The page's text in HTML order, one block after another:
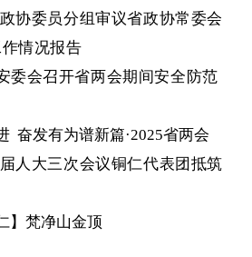
协委员分组审议省政协常委会
情况报告
委会召开省两会期间安全防范
奋发有为谱新篇·2025省两会
人大三次会议铜仁代表团抵筑
】梵净山金顶